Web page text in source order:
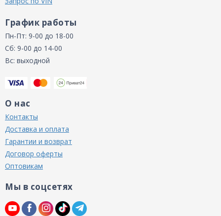
График работы
Пн-Пт: 9-00 до 18-00
Сб: 9-00 до 14-00
Вс: выходной
О нас
Контакты
Доставка и оплата
Гарантии и возврат
Договор оферты
Оптовикам
Мы в соцсетях